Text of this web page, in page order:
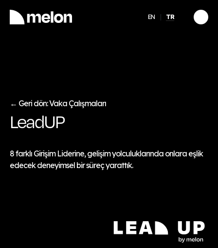
EN TR
ÖNE ÇIKAN
Keşfet→
← Geri dön: Vaka Çalışmaları
LeadUP
8 farklı Girişim Liderine, gelişim yolculuklarında onlara eşlik
edecek deneyimsel bir süreç yarattık.